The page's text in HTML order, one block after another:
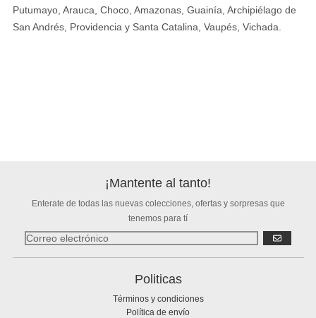
Putumayo, Arauca, Choco, Amazonas, Guainía, Archipiélago de
San Andrés, Providencia y Santa Catalina, Vaupés, Vichada.
¡Mantente al tanto!
Enterate de todas las nuevas colecciones, ofertas y sorpresas que
tenemos para tí
Politicas
Términos y condiciones
Política de envío